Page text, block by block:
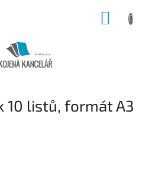
10 listů, formát A3